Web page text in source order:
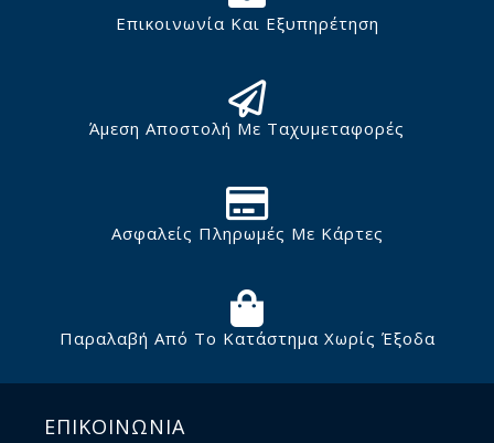
Επικοινωνία Και Εξυπηρέτηση
Άμεση Αποστολή Με Ταχυμεταφορές
Ασφαλείς Πληρωμές Με Κάρτες
Παραλαβή Από Το Κατάστημα Χωρίς Έξοδα
ΕΠΙΚΟΙΝΩΝΙΑ